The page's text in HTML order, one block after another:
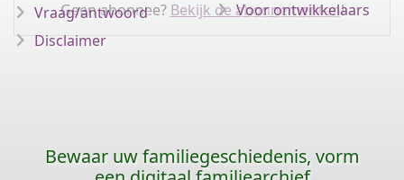
Geen abonnee? Bekijk de abonnementen!
Vraag/antwoord
Disclaimer
Voor ontwikkelaars
Bewaar uw familiegeschiedenis, vorm